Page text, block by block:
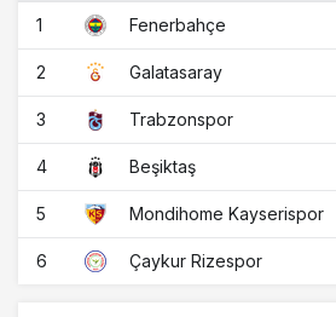
1 Fenerbahçe
2 Galatasaray
3 Trabzonspor
4 Beşiktaş
5 Mondihome Kayserispor
6 Çaykur Rizespor